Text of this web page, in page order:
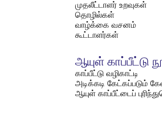
முதலீட்டாளர் உறவுகள்
தொழில்கள்
வாழ்க்கை வசனம்
கூட்டாளர்கள்
ஆயுள் காப்பீட்டு
காப்பீட்டு வழிகாட்டி
அடிக்கடி கேட்கப்படும்
ஆயுள் காப்பீட்டைப்